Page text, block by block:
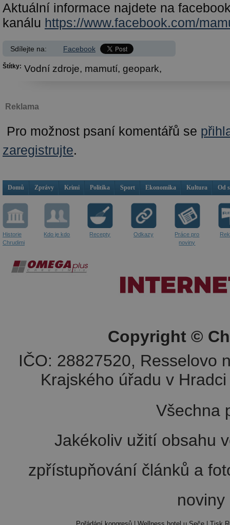
Aktuální informace najdete na
kanálu https://www.facebook.com/
Sdílejte na: Facebook
Štítky: Vodní zdroje, mamutí, geopark,
Reklama
Pro možnost psaní komentářů se
zaregistrujte.
Domů Zprávy Krimi Politika Sport Ekonomika Kultura Od
Historie
Chrudimi
Kdo je kdo Recepty Odkazy
Práce pro
noviny
Copyright ©
IČO: 28827520, Resselovo
Krajského úřadu v
Všechna
Jakékoliv užití obsahu
zpřístupňování článků a